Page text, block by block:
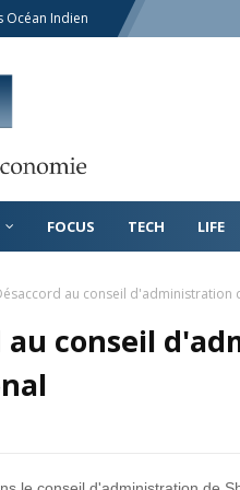
Océan Indien
FOCUS TECH LIFE
au conseil d'administration
au conseil